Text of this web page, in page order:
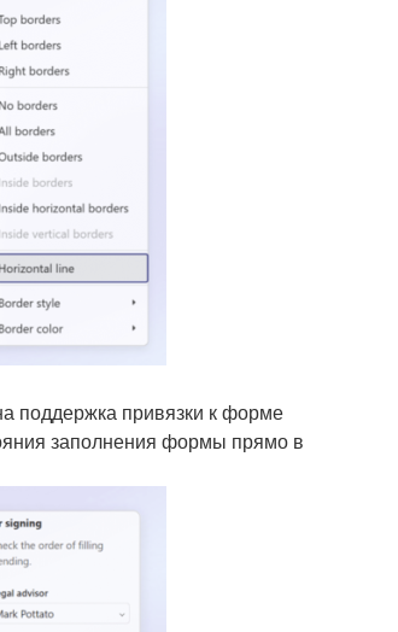
поддержка привязки к форме
заполнения формы прямо в